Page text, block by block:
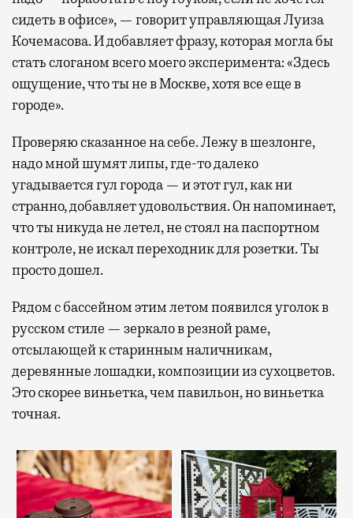
сидеть в офисе», — говорит управляющая Луиза
Кочемасова. И добавляет фразу, которая могла бы
стать слоганом всего моего эксперимента: «Здесь
ощущение, что ты не в Москве, хотя все еще в
городе».
Проверяю сказанное на себе. Лежу в шезлонге,
надо мной шумят липы, где-то далеко
угадывается гул города — и этот гул, как ни
странно, добавляет удовольствия. Он напоминает,
что ты никуда не летел, не стоял на паспортном
контроле, не искал переходник для розетки. Ты
просто дошел.
Рядом с бассейном этим летом появился уголок в
русском стиле — зеркало в резной раме,
отсылающей к старинным наличникам,
деревянные лошадки, композиции из сухоцветов.
Это скорее виньетка, чем павильон, но виньетка
точная.